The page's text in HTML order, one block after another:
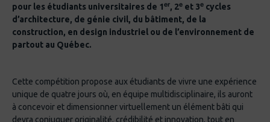
pour les étudiants universitaires de 1er, 2e et 3e cycles
d’architecture, de génie civil, du bâtiment, de la
construction, en design industriel ou de l’environnement de
partout au Québec.
Cette compétition propose aux étudiants de vivre une expérience
unique de quatre jours où, en équipe multidisciplinaire, ils auront
à concevoir et dimensionner virtuellement un élément bâti qui
devra conjuguer originalité, crédibilité et innovation, tout en